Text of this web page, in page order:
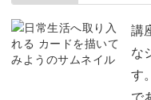
特徴の捉え方と輪郭
顔のパーツの描き方
講
な
す